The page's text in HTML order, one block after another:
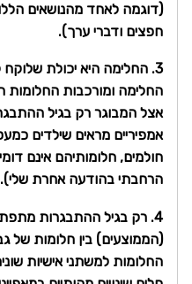
(דוגמה לאחד מהנושאים
חפצים ודברי ערך).
3. החלימה היא יכולת
החלימה ומורכבות החלומות
אצל המבוגר רק בגיל
אמפיריים מראים שילדים
חולמים, חלומותיהם אינם
הרחבתי בהודעה אחרת שלי).
4. רק בגיל ההתבגרות
(הממוצעים) בין חלומות של
החלומות למשתני אישיות